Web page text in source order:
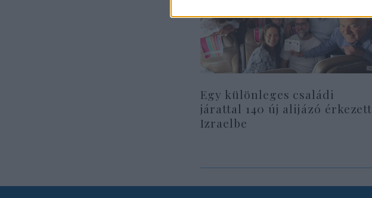
Egy különleges családi
járattal 140 új alijázó érkezett
Izraelbe